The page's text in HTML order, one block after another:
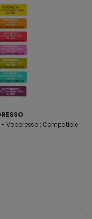
- Vaporesso : Compatible